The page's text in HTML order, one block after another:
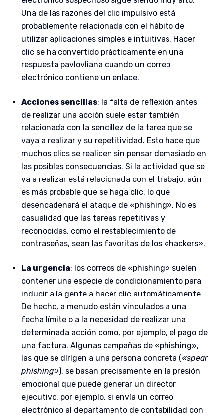
Una de las razones del clic impulsivo está
probablemente relacionada con el hábito de
utilizar aplicaciones simples e intuitivas. Hacer
clic se ha convertido prácticamente en una
respuesta pavlovliana cuando un correo
electrónico contiene un enlace.
Acciones sencillas: la falta de reflexión antes
de realizar una acción suele estar también
relacionada con la sencillez de la tarea que se
vaya a realizar y su repetitividad. Esto hace que
muchos clics se realicen sin pensar demasiado en
las posibles consecuencias. Si la actividad que se
va a realizar está relacionada con el trabajo, aún
es más probable que se haga clic, lo que
desencadenará el ataque de «phishing». No es
casualidad que las tareas repetitivas y
reconocidas, como el restablecimiento de
contraseñas, sean las favoritas de los «hackers».
La urgencia: los correos de «phishing» suelen
contener una especie de condicionamiento para
inducir a la gente a hacer clic automáticamente.
De hecho, a menudo están vinculados a una
fecha límite o a la necesidad de realizar una
determinada acción como, por ejemplo, el pago de
una factura. Algunas campañas de «phishing»,
las que se dirigen a una persona concreta («spear
phishing»), se basan precisamente en la presión
emocional que puede generar un director
ejecutivo, por ejemplo, si envía un correo
electrónico al departamento de contabilidad con